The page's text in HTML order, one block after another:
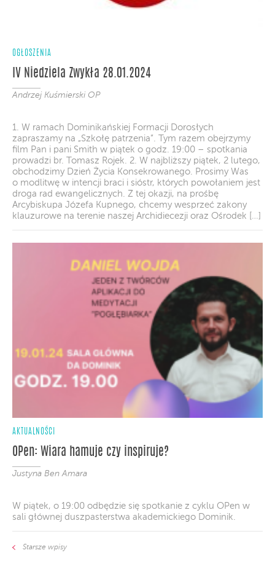
OGŁOSZENIA
IV Niedziela Zwykła 28.01.2024
Andrzej Kuśmierski OP
1. W ramach Dominikańskiej Formacji Dorosłych
zapraszamy na „Szkołę patrzenia”. Tym razem obejrzymy
film Pan i pani Smith w piątek o godz. 19:00 – spotkania
prowadzi br. Tomasz Rojek. 2. W najbliższy piątek, 2 lutego,
obchodzimy Dzień Życia Konsekrowanego. Prosimy Was
o modlitwę w intencji braci i sióstr, których powołaniem jest
droga rad ewangelicznych. Z tej okazji, na prośbę
Arcybiskupa Józefa Kupnego, chcemy wesprzeć zakony
klauzurowe na terenie naszej Archidiecezji oraz Ośrodek […]
AKTUALNOŚCI
OPen: Wiara hamuje czy inspiruje?
Justyna Ben Amara
W piątek, o 19:00 odbędzie się spotkanie z cyklu OPen w
sali głównej duszpasterstwa akademickiego Dominik.
Starsze wpisy